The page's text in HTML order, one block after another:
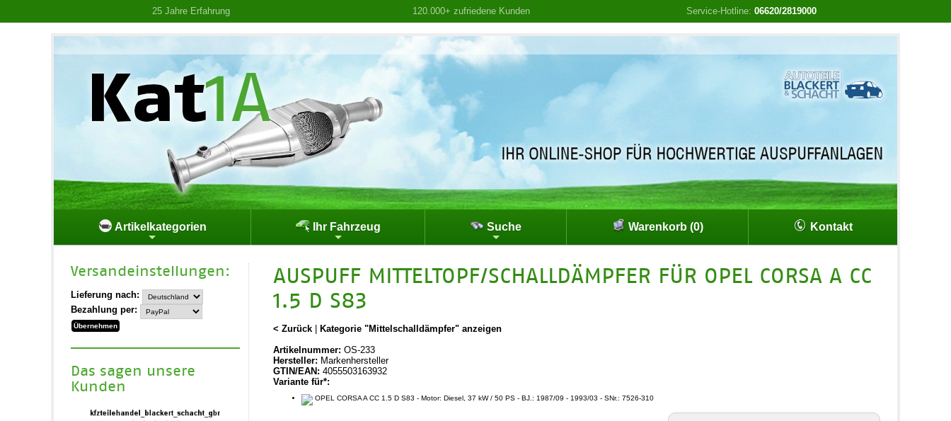
25 Jahre Erfahrung 120.000+ zufriedene Kunden Service-Hotline: 06620/2819000
Artikelkategorien Ihr Fahrzeug Suche Warenkorb (0) Kontakt
AUSPUFF MITTELTOPF/SCHALLDÄMPFER FÜR OPEL CORSA A CC
1.5 D S83
< Zurück|
Kategorie "Mittelschalldämpfer" anzeigen
Artikelnummer: OS-233
Hersteller: Markenhersteller
GTIN/EAN: 4055503163932
Variante für*:
OPEL CORSA A CC 1.5 D S83 - Motor: Diesel, 37 kW / 50 PS - BJ.: 1987/09 - 1993/03 - SNr.: 7526-310
Versand­einstellungen:
Lieferung nach:
Bezahlung per:
Das sagen unsere
Kunden